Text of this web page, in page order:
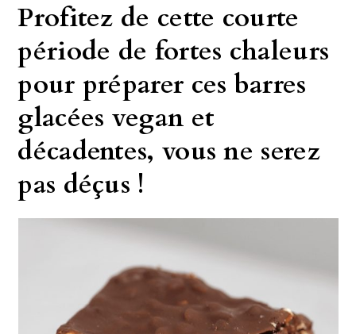
Profitez de cette courte
période de fortes chaleurs
pour préparer ces barres
glacées vegan et
décadentes, vous ne serez
pas déçus !